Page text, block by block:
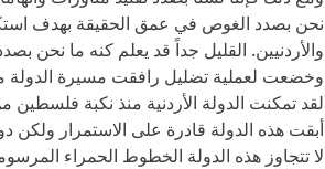
نحن بصدد الغوص في عمق الحقيقة بهدف
والأردنيين. القليل جداً قد يعلم كنه ما نحن
وخضعت لعملية تضليل رافقت مسيرة الدولة
لقد تمكنت الدولة الأردنية منذ نكبة
أبقت هذه الدولة قادرة على الاستمرار
لا تتجاوز هذه الدولة الخطوط الحمراء